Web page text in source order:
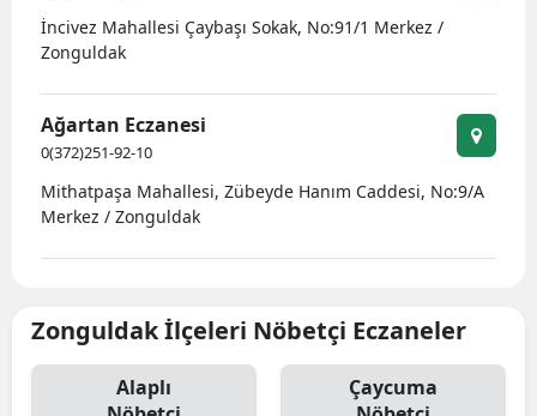
İncivez Mahallesi Çaybaşı Sokak, No:91/1 Merkez /
Zonguldak
Ağartan Eczanesi
0(372)251-92-10
Mithatpaşa Mahallesi, Zübeyde Hanım Caddesi, No:9/A
Merkez / Zonguldak
Zonguldak İlçeleri Nöbetçi Eczaneler
Alaplı
Çaycuma